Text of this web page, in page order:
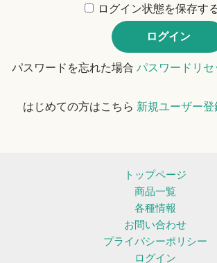
ログイン状態を保存す
パスワードを忘れた場合 パスワードリセ
はじめての方はこちら 新規ユーザー登
トップページ
商品一覧
各種情報
お問い合わせ
プライバシーポリシー
ログイン